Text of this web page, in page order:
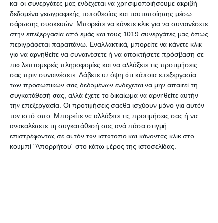
και οι συνεργάτες μας ενδέχεται να χρησιμοποιήσουμε ακριβή
δεδομένα γεωγραφικής τοποθεσίας και ταυτοποίησης μέσω
σάρωσης συσκευών. Μπορείτε να κάνετε κλικ για να συναινέσετε
στην επεξεργασία από εμάς και τους 1019 συνεργάτες μας όπως
περιγράφεται παραπάνω. Εναλλακτικά, μπορείτε να κάνετε κλικ
για να αρνηθείτε να συναινέσετε ή να αποκτήσετε πρόσβαση σε
πιο λεπτομερείς πληροφορίες και να αλλάξετε τις προτιμήσεις
σας πριν συναινέσετε. Λάβετε υπόψη ότι κάποια επεξεργασία
των προσωπικών σας δεδομένων ενδέχεται να μην απαιτεί τη
συγκατάθεσή σας, αλλά έχετε το δικαίωμα να αρνηθείτε αυτήν
την επεξεργασία. Οι προτιμήσεις σαςθα ισχύουν μόνο για αυτόν
τον ιστότοπο. Μπορείτε να αλλάξετε τις προτιμήσεις σας ή να
ανακαλέσετε τη συγκατάθεσή σας ανά πάσα στιγμή
επιστρέφοντας σε αυτόν τον ιστότοπο και κάνοντας κλικ στο
κουμπί "Απορρήτου" στο κάτω μέρος της ιστοσελίδας.
να ελέγχει άμεσα αν η τιμή ενός συγκεκριμένου προϊόντος
είναι ανταγωνιστική ή αν το ίδιο είδος διατίθεται φθηνότερα σε
άλλο κατάστημα.
Για παράδειγμα, θα μπορεί να συγκρίνει την τιμή ενός
επώνυμου προϊόντος, όπως ένα πακέτο ρυζιού ή άλλο βασικό
αγαθό, με τις αντίστοιχες τιμές που προσφέρουν οι υπόλοιπες
αλυσίδες.
Περιορισμός της αθέμιτης κερδοφορίας
Σύμφωνα με το υπουργείο Ανάπτυξης, η νέα εφαρμογή
αναμένεται να συμβάλει και στον περιορισμό φαινομένων
αθέμιτης κερδοφορίας, καθώς οι καταναλωτές θα έχουν τη
δυνατότητα να εντοπίζουν άμεσα τυχόν σημαντικές αποκλίσεις